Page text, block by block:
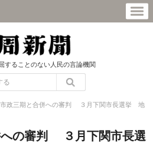
することのない人民の言論機関
政三期と合併への審判 ３月下関市長選挙 地
への審判 ３月下関市長選